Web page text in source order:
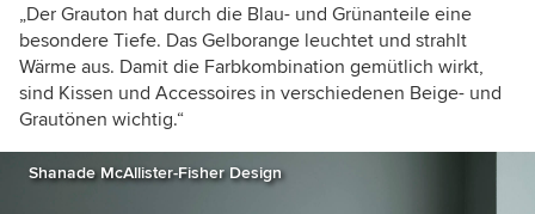
„Der Grauton hat durch die Blau- und Grünanteile eine
besondere Tiefe. Das Gelborange leuchtet und strahlt
Wärme aus. Damit die Farbkombination gemütlich wirkt,
sind Kissen und Accessoires in verschiedenen Beige- und
Grautönen wichtig.“
Shanade McAllister-Fisher Design